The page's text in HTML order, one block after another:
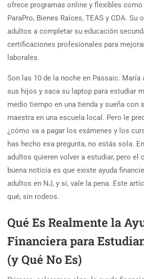
ofrece programas online y flexibles como
ParaPro, Bienes Raíces, TEAS y CDA. Su
adultos a completar su educación
certificaciones profesionales para
laborales.
Son las 10 de la noche en Passaic. María
sus hijos y saca su laptop para estudiar
medio tiempo en una tienda y sueña con
maestra en una escuela local. Pero le
¿cómo va a pagar los exámenes y los
has hecho esa pregunta, no estás sola.
adultos quieren volver a estudiar, pero el
buena noticia es que existe ayuda
adultos en NJ, y sí, vale la pena. Este
qué, sin rodeos.
Qué Es Realmente la
Financiera para
(y Qué No Es)